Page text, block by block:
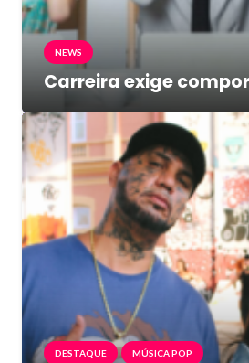
NEWS
Carreira exige
DESTAQUE MÚSICA POP